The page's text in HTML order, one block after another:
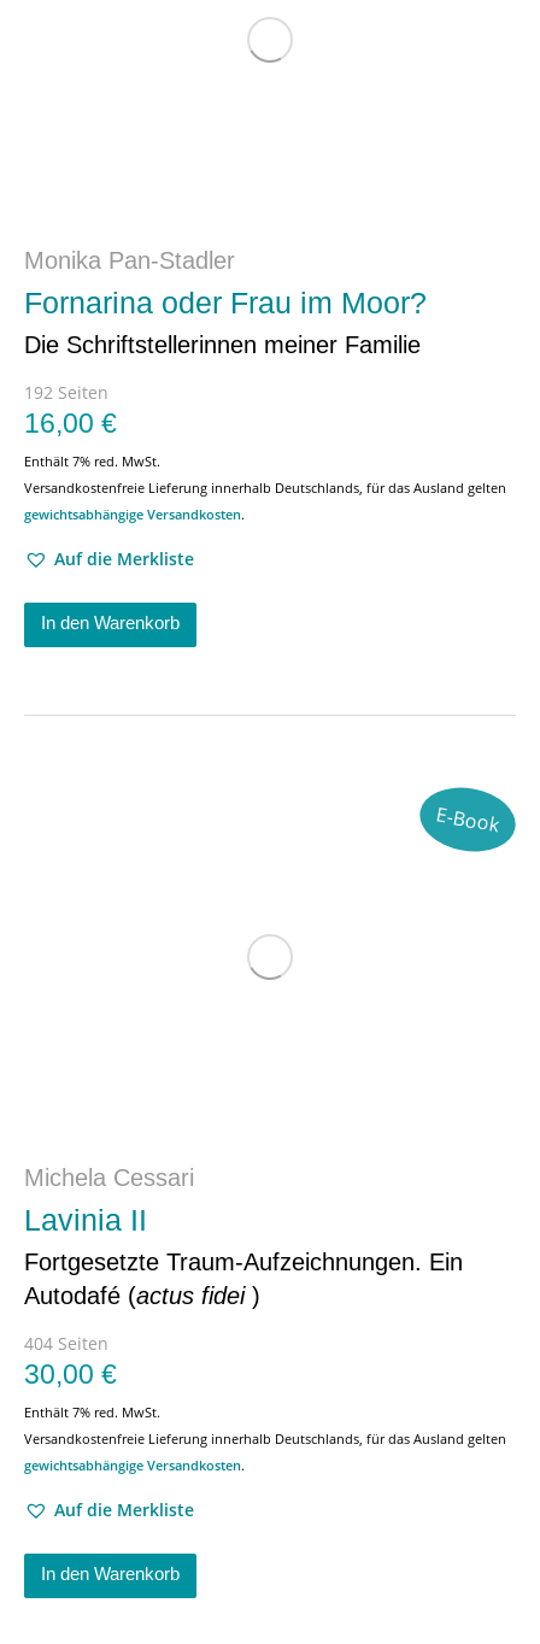
Monika Pan-Stadler
Fornarina oder Frau im Moor?
Die Schriftstellerinnen meiner Familie
192 Seiten
16,00 €
Enthält 7% red. MwSt.
Versandkostenfreie Lieferung innerhalb Deutschlands, für das Ausland gelten
gewichtsabhängige Versandkosten.
Auf die Merkliste
In den Warenkorb
E-Book
Michela Cessari
Lavinia II
Fortgesetzte Traum-Aufzeichnungen. Ein
Autodafé (actus fidei)
404 Seiten
30,00 €
Enthält 7% red. MwSt.
Versandkostenfreie Lieferung innerhalb Deutschlands, für das Ausland gelten
gewichtsabhängige Versandkosten.
Auf die Merkliste
In den Warenkorb